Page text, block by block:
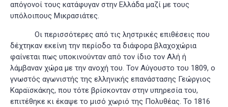
απόγονοί τους κατάφυγαν στην Ελλάδα μαζί με τους
υπόλοιπους Μικρασιάτες.
Οι περισσότερες από τις ληστρικές επιθέσεις που
δέχτηκαν εκείνη την περίοδο τα διάφορα βλαχοχώρια
φαίνεται πως υποκινούνταν από τον ίδιο τον Αλή ή
λάμβαναν χώρα με την ανοχή του. Τον Αύγουστο του 1809, ο
γνωστός αγωνιστής της ελληνικής επανάστασης Γεώργιος
Καραϊσκάκης, που τότε βρίσκονταν στην υπηρεσία του,
επιτέθηκε κι έκαψε το μισό χωριό της Πολυθέας. Το 1816